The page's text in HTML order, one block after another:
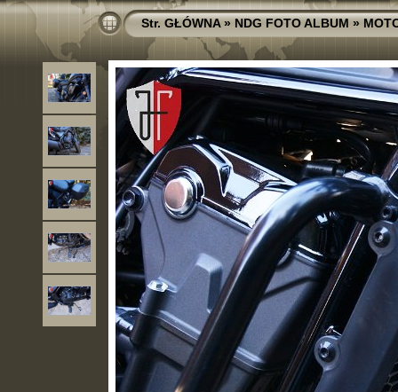
Str. GŁÓWNA»NDG FOTO ALBUM»